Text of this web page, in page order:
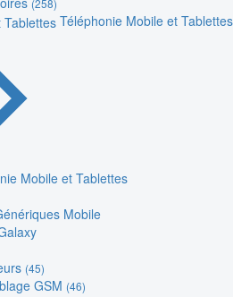
Téléphonie Mobile et Tablettes
Mobile et Tablettes
Mobile
(45)
GSM (46)